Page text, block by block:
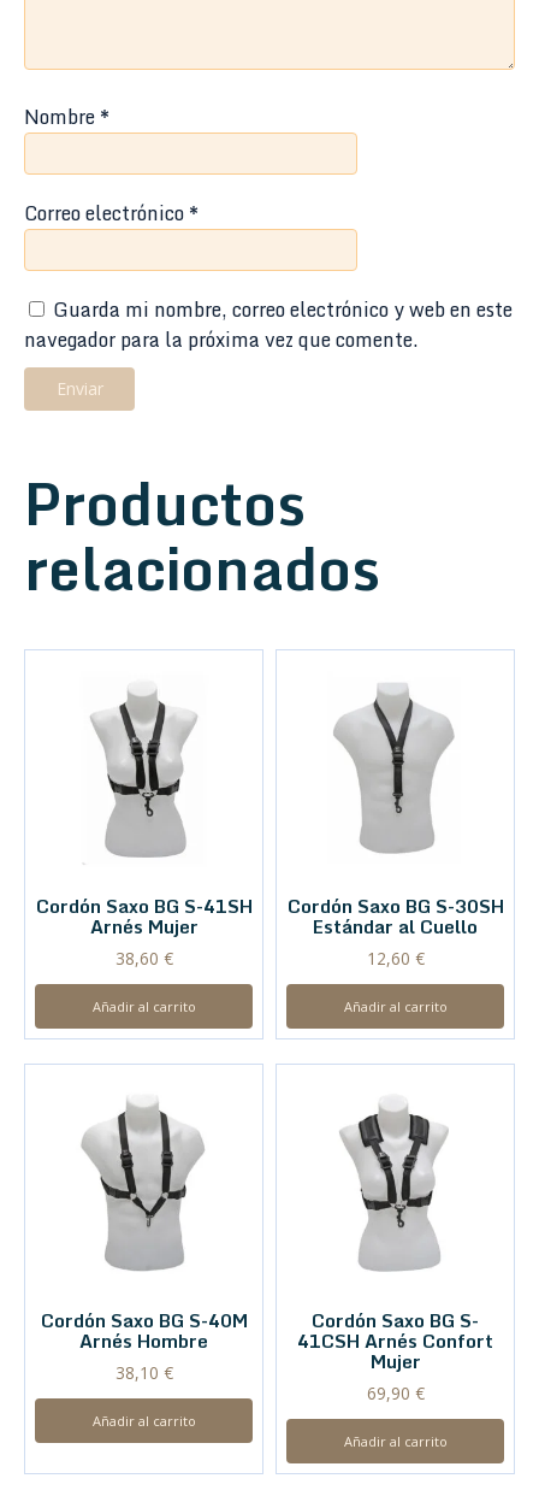
Nombre*
Correo electrónico*
Guarda mi nombre, correo electrónico y web en este
navegador para la próxima vez que comente.
Productos
relacionados
Cordón Saxo BG S-41SH
Arnés Mujer
38,60 €
Añadir al carrito
Cordón Saxo BG S-30SH
Estándar al Cuello
12,60 €
Añadir al carrito
Cordón Saxo BG S-40M
Arnés Hombre
38,10 €
Añadir al carrito
Cordón Saxo BG S-
41CSH Arnés Confort
Mujer
69,90 €
Añadir al carrito